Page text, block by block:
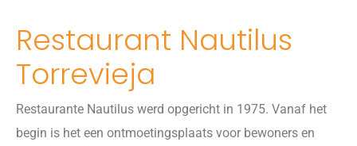
Restaurant Nautilus
Torrevieja
Restaurante Nautilus werd opgericht in 1975. Vanaf het
begin is het een ontmoetingsplaats voor bewoners en